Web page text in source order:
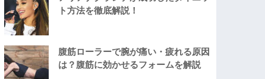
ト方法を徹底解説！
腹筋ローラーで腕が痛い・疲れる原因
は？腹筋に効かせるフォームを解説